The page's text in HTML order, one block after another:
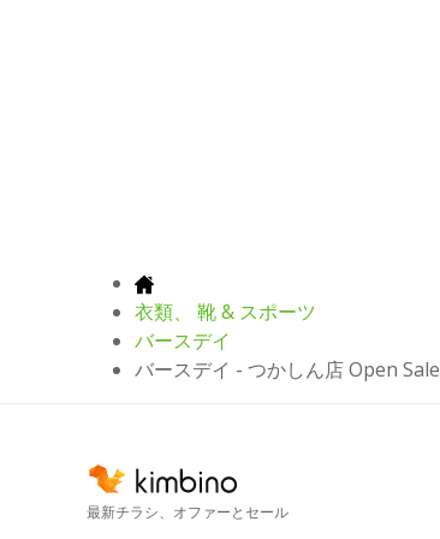
衣類、 靴 & スポーツ
バースデイ
バースデイ - つかしん店 Open Sale
最新チラシ、オファーとセール